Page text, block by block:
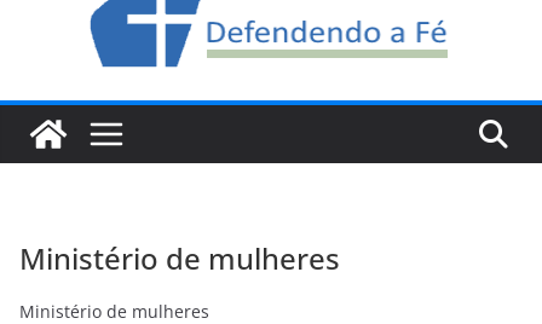
Ministério de mulheres
Ministério de mulheres